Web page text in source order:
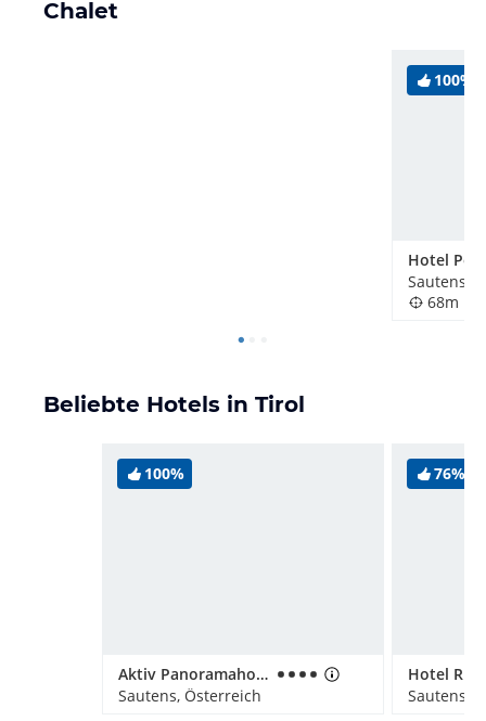
Chalet
100%
Hotel Post
Sautens,
68m
Beliebte Hotels in Tirol
100%
Aktiv Panoramahotel Daniel
Sautens, Österreich
76%
Hotel
Sautens,